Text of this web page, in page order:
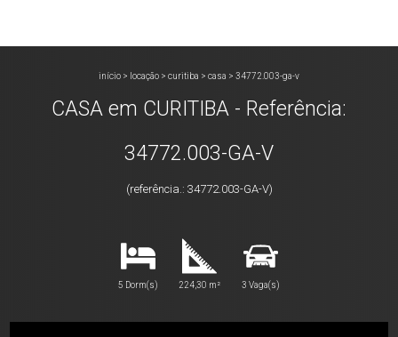
início > locação > curitiba > casa > 34772.003-ga-v
CASA em CURITIBA - Referência:
34772.003-GA-V
(referência.: 34772.003-GA-V)
5 Dorm(s) 224,30 m² 3 Vaga(s)